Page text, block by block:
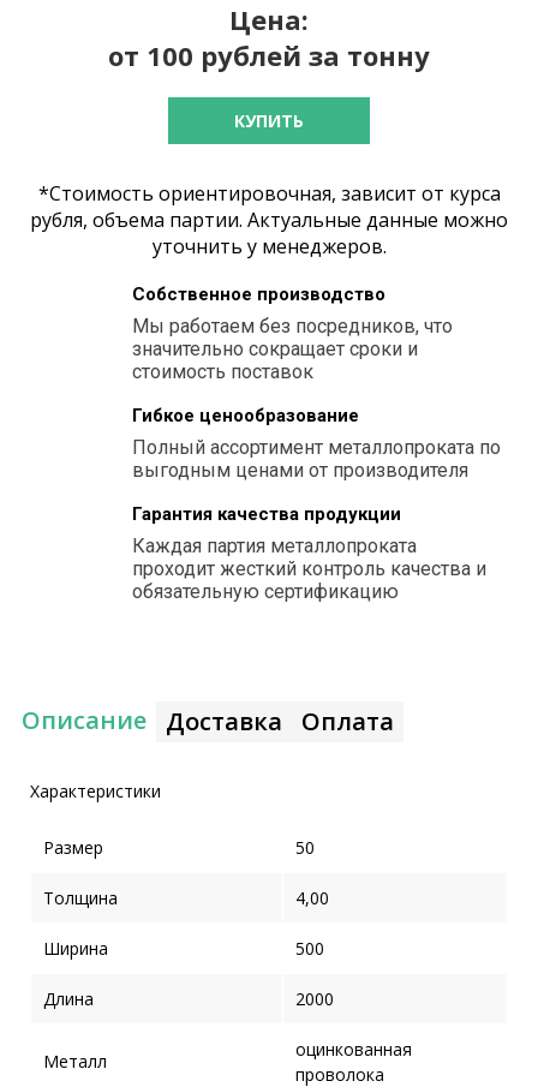
Цена:
от 100 рублей за тонну
КУПИТЬ
*Стоимость ориентировочная, зависит от курса
рубля, объема партии. Актуальные данные можно
уточнить у менеджеров.
Собственное производство
Мы работаем без посредников, что
значительно сокращает сроки и
стоимость поставок
Гибкое ценообразование
Полный ассортимент металлопроката по
выгодным ценами от производителя
Гарантия качества продукции
Каждая партия металлопроката
проходит жесткий контроль качества и
обязательную сертификацию
Описание Доставка Оплата
Характеристики
Размер 50
Толщина 4,00
Ширина 500
Длина 2000
Металл
оцинкованная
проволока